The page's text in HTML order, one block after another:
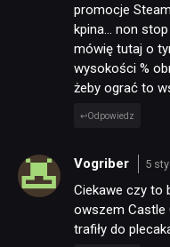
promocje
kpina… non
mówię tutaj o
wysokości %
żeby ograć to
Odpowiedz
Vogriber 5
Ciekawe czy to
owszem Castle
trafiły do